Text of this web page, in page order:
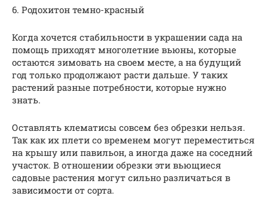
6. Родохитон темно-красный
Когда хочется стабильности в украшении сада на
помощь приходят многолетние вьюны, которые
остаются зимовать на своем месте, а на будущий
год только продолжают расти дальше. У таких
растений разные потребности, которые нужно
знать.
Оставлять клематисы совсем без обрезки нельзя.
Так как их плети со временем могут переместиться
на крышу или павильон, а иногда даже на соседний
участок. В отношении обрезки эти вьющиеся
садовые растения могут сильно различаться в
зависимости от сорта.